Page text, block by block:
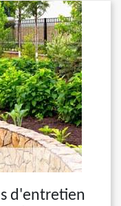
d'entretien